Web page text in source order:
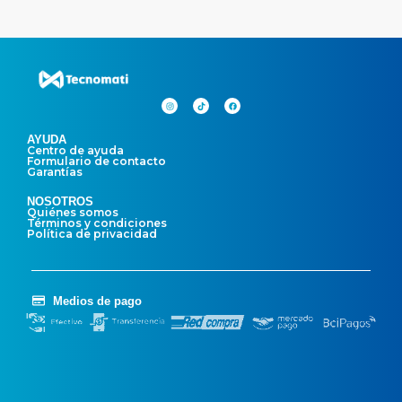
AYUDA
Centro de ayuda
Formulario de contacto
Garantías
NOSOTROS
Quiénes somos
Términos y condiciones
Política de privacidad
Medios de pago